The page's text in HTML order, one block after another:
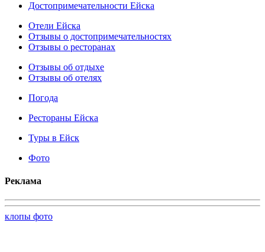
Достопримечательности Ейска
Отели Ейска
Отзывы о достопримечательностях
Отзывы о ресторанах
Отзывы об отдыхе
Отзывы об отелях
Погода
Рестораны Ейска
Туры в Ейск
Фото
Реклама
клопы фото